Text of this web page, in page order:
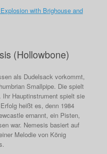
with Brighouse and
(Hollowbone)
als Dudelsack vorkommt,
Smallpipe. Die spielt
Hauptinstrument spielt sie
heißt es, denn 1984
ernannt, ein Pisten,
war. Nemesis basiert auf
Melodie von König